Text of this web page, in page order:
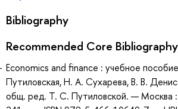
Bibliography
Recommended Core Bibliography
Economics and finance : учебное
Путиловская, Н. А. Сухарева, В. В.
общ. ред. Т. С. Путиловской. — Москва